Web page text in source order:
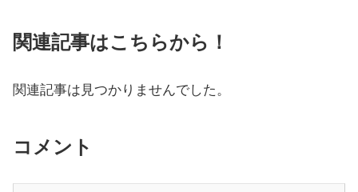
関連記事はこちらから！
関連記事は見つかりませんでした。
コメント